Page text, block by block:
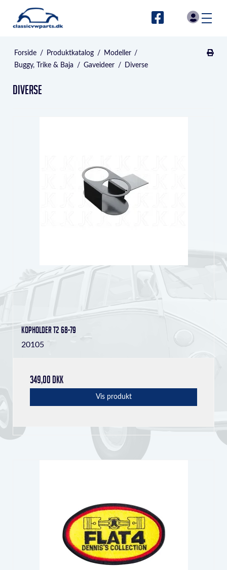
Forside / Produktkatalog / Modeller /
Buggy, Trike & Baja
/ Gaveideer / Diverse
Diverse
Kopholder T2 68-79
20105
349,00 DKK
Vis produkt